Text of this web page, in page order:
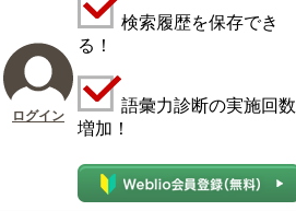
ログイン
検索履歴を保存でき
る！
語彙力診断の実施回数
増加！